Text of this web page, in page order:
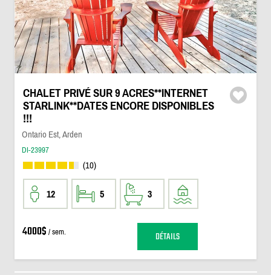
CHALET PRIVÉ SUR 9 ACRES**INTERNET
STARLINK**DATES ENCORE DISPONIBLES
!!!
Ontario Est, Arden
DI-23997
(10)
12 5 3
4000$ / sem. DÉTAILS